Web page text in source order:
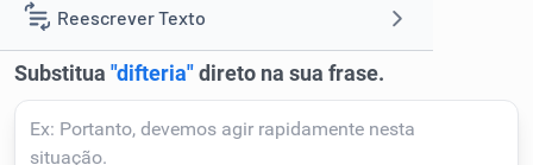
Reescrever Texto
Resumir Texto
Corrigir Texto